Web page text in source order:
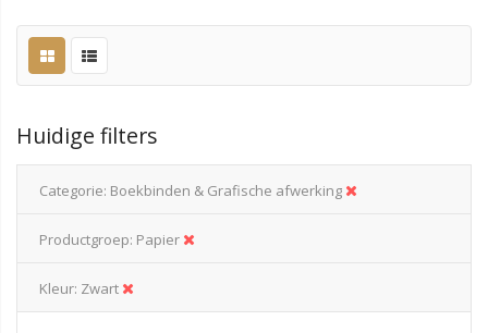
Huidige filters
Categorie Boekbinden & Grafische afwerking
Productgroep Papier
Kleur Zwart